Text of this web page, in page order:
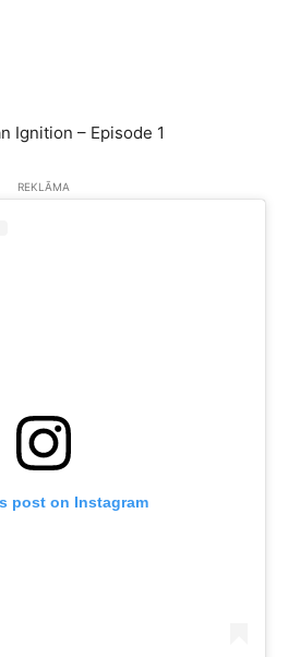
Ignition – Episode 1
REKLĀMA
post on Instagram